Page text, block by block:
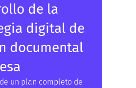
de la
digital de
documental
un plan completo de